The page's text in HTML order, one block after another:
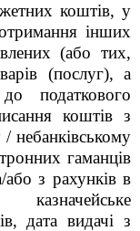
коштів, у
інших
(або тих,
(послуг), а
податкового
коштів з
небанківському
гаманців
з рахунків в
дата видачі з